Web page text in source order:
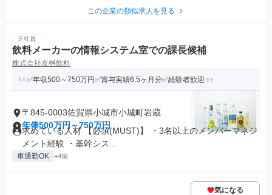
この企業の類似求人を見る
正社員
飲料メーカーの情報システム室での課長候補
株式会社友桝飲料
✅年収500～750万円✅賞与実績6.5ヶ月分✅経験者歓迎
〒845-0003佐賀県小城市小城町岩蔵
年俸500万円～750万円
求めている人材 【必須(MUST)】 ・3名以上のメンバーマネジ
メント経験 ・基幹シス...
車通勤OK +4個
気になる